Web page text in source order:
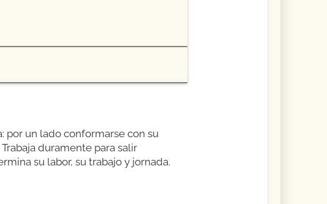
por un lado conformarse con su
duramente para salir
su labor, su trabajo y jornada.